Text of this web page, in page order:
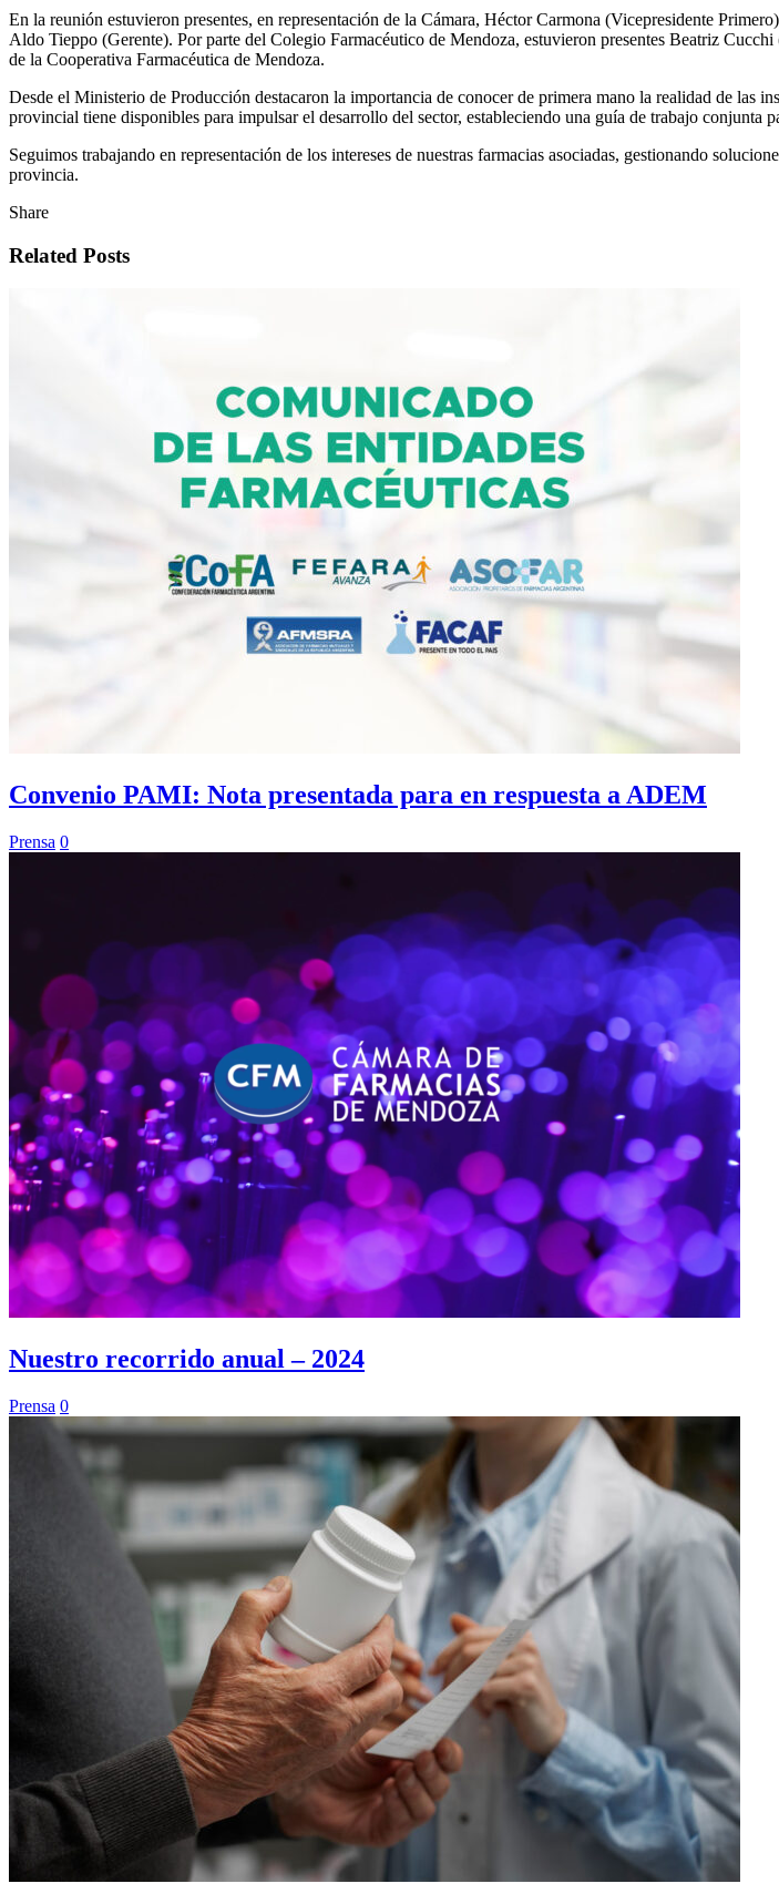
En la reunión estuvieron presentes, en representación de la Cámara, Héctor Carmona (Vicepresidente
Aldo Tieppo (Gerente). Por parte del Colegio Farmacéutico de Mendoza, estuvieron presentes Beatriz
de la Cooperativa Farmacéutica de Mendoza.
Desde el Ministerio de Producción destacaron la importancia de conocer de primera mano la realidad de las
provincial tiene disponibles para impulsar el desarrollo del sector, estableciendo una guía de trabajo conjunta
Seguimos trabajando en representación de los intereses de nuestras farmacias asociadas, gestionando
provincia.
Share
Related Posts
Convenio PAMI: Nota presentada para en respuesta a ADEM
Prensa 0
Nuestro recorrido anual – 2024
Prensa 0